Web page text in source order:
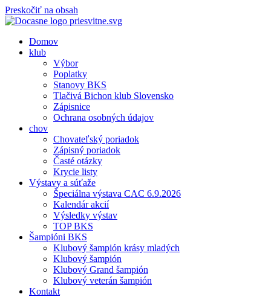
Preskočiť na obsah
Domov
klub
Výbor
Poplatky
Stanovy BKS
Tlačivá Bichon klub Slovensko
Zápisnice
Ochrana osobných údajov
chov
Chovateľský poriadok
Zápisný poriadok
Časté otázky
Krycie listy
Výstavy a súťaže
Špeciálna výstava CAC 6.9.2026
Kalendár akcií
Výsledky výstav
TOP BKS
Šampióni BKS
Klubový šampión krásy mladých
Klubový šampión
Klubový Grand šampión
Klubový veterán šampión
Kontakt